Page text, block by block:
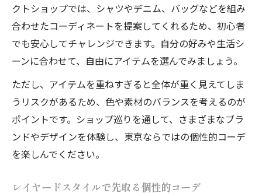
クトショップでは、シャツやデニム、バッグなどを組み
合わせたコーディネートを提案してくれるため、初心者
でも安心してチャレンジできます。自分の好みや生活シ
ーンに合わせて、自由にアイテムを選んでみましょう。
ただし、アイテムを重ねすぎると全体が重く見えてしま
うリスクがあるため、色や素材のバランスを考えるのが
ポイントです。ショップ巡りを通して、さまざまなブラ
ンドやデザインを体験し、東京ならではの個性的コーデ
を楽しんでください。
レイヤードスタイルで先取る個性的コーデ